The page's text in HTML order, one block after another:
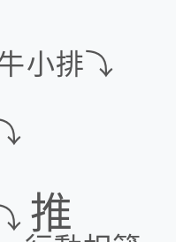
小排⤵
推